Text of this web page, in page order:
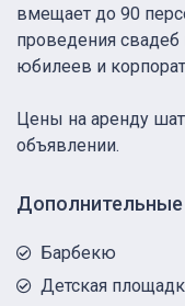
вмещает до 90
проведения
юбилеев и
Цены на аренду
объявлении.
Дополнительные
Барбекю
Детская